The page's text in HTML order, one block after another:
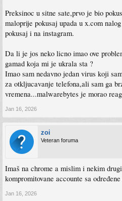
Preksinoc u sitne sate,prvo je bio
maloprije pokusaj upada u x.com
pokusaj i na instagram.
Da li je jos neko licno imao ove
gamad koja mi je ukrala sta ?
Imao sam nedavno jedan virus koji
za otkljucavanje telefona,ali sam ga
vremena...malwarebytes je morao
Jan 16, 2026
zoi
Veteran foruma
Imaš na chrome a mislim i nekim
kompromitovane accounte sa
Jan 16, 2026